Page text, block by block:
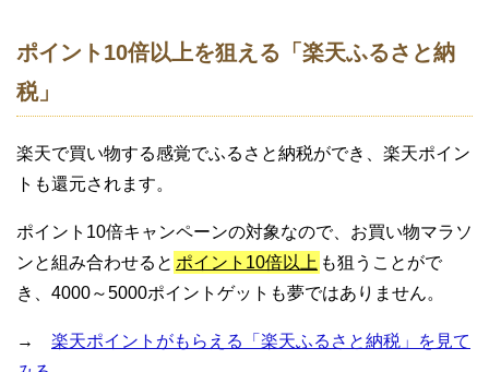
ポイント10倍以上を狙える「楽天ふるさと納
税」
楽天で買い物する感覚でふるさと納税ができ、楽天ポイン
トも還元されます。
ポイント10倍キャンペーンの対象なので、お買い物マラソ
ンと組み合わせると ポイント10倍以上 も狙うことがで
き、4000～5000ポイントゲットも夢ではありません。
→ 楽天ポイントがもらえる「楽天ふるさと納税」を見て